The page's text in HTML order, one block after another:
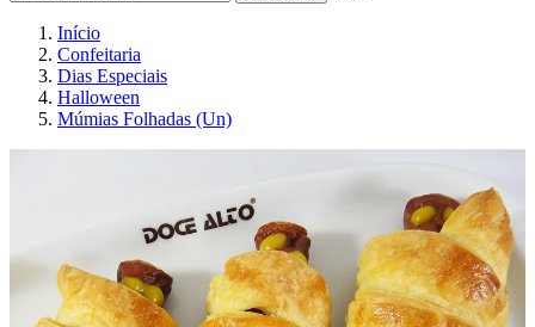
Início
Confeitaria
Dias Especiais
Halloween
Múmias Folhadas (Un)